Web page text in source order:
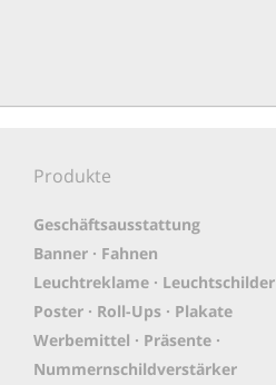
Produkte
Geschäftsausstattung
Banner · Fahnen
Leuchtreklame · Leuchtschilder
Poster · Roll-Ups · Plakate
Werbemittel · Präsente ·
Nummernschildverstärker